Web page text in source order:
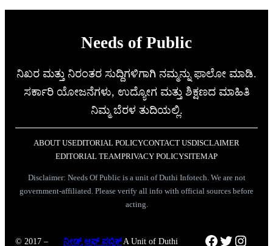
Needs of Public
ನಿಖರ ಮತ್ತು ನಿರಂತರ ಸುದ್ದಿಗಳಿಗಾಗಿ ನಮ್ಮನ್ನು ಫಾಲೋ ಮಾಡಿ.
ಸರ್ಕಾರಿ ಯೋಜನೆಗಳು, ಉದ್ಯೋಗ ಮತ್ತು ಶಿಕ್ಷಣದ ಮಾಹಿತಿ
ನಿಮ್ಮ ಬೆರಳ ತುದಿಯಲ್ಲಿ.
ABOUT USEDITORIAL POLICYCONTACT USDISCLAIMER
EDITORIAL TEAMPRIVACY POLICYSITEMAP
Disclaimer: Needs Of Public is a unit of Duthi Infotech. We are not
government-affiliated. Please verify all info with official sources before
acting.
© 2017 – ನೀಡ್ಸ್ ಆಫ್ ಪಬ್ಲಿಕ್A Unit of Duthi Facebook
Twitter